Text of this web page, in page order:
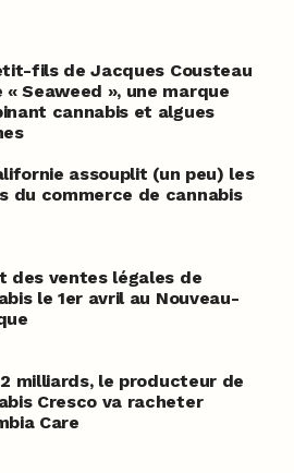
fils de Jacques Cousteau
« Seaweed », une marque
cannabis et algues
assouplit (un peu) les
du commerce de cannabis
des ventes légales de
le 1er avril au Nouveau-
milliards, le producteur de
Cresco va racheter
Care